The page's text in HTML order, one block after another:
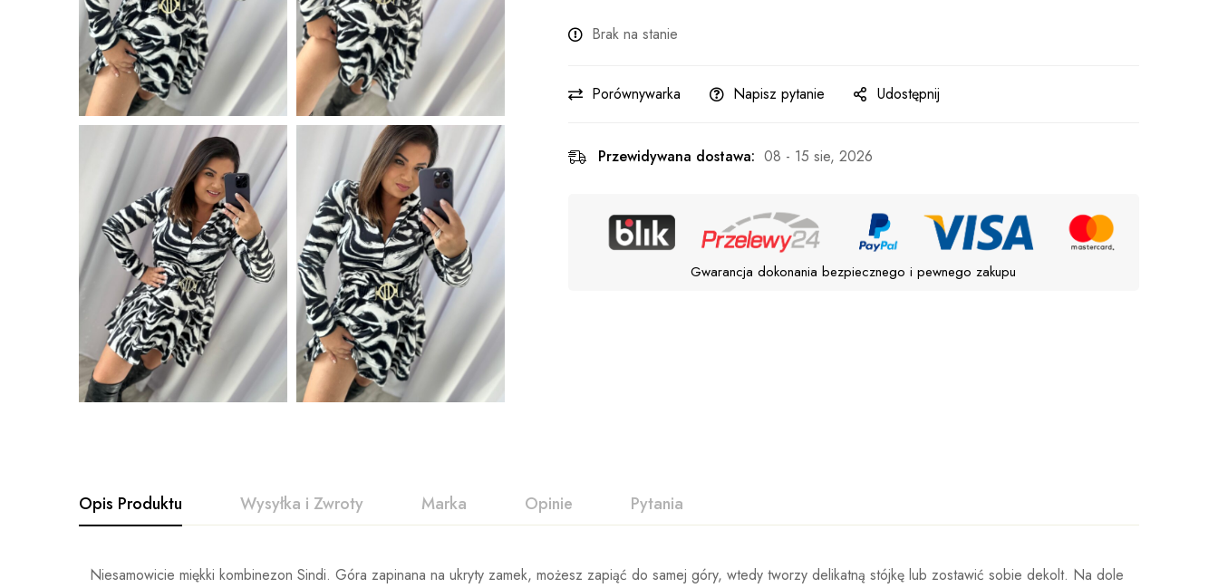
Brak na stanie
Porównywarka Napisz pytanie Udostępnij
Przewidywana dostawa: 08 - 15 sie, 2026
Gwarancja dokonania bezpiecznego i pewnego zakupu
Opis Produktu Wysyłka i Zwroty Marka Opinie Pytania
Niesamowicie miękki kombinezon Sindi. Góra zapinana na ukryty zamek, możesz zapiąć do samej góry, wtedy tworzy delikatną stójkę lub zostawić sobie dekolt. Na dole